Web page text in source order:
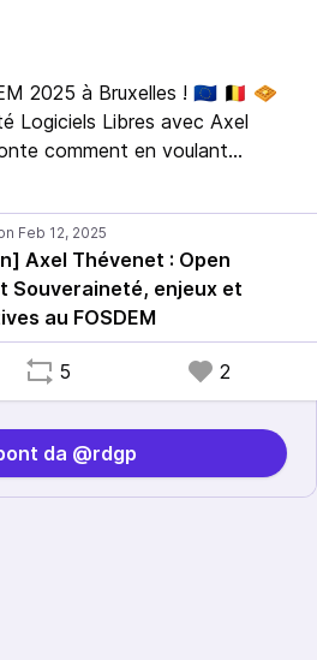
2025 à Bruxelles ! 🇪🇺 🇧🇪 🧇
Logiciels Libres avec Axel
comment en voulant
il en est arrivé à
législatif européen et
Axel Thévenet : Open
Souveraineté, enjeux et
au FOSDEM
5 2
da @rdgp